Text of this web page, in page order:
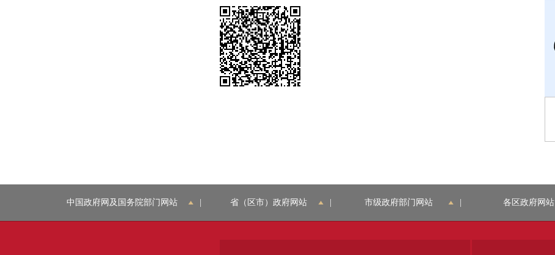
中国政府网及国务院部门网站 省（区市）政府网站 市级政府部门网站 各区政府网站